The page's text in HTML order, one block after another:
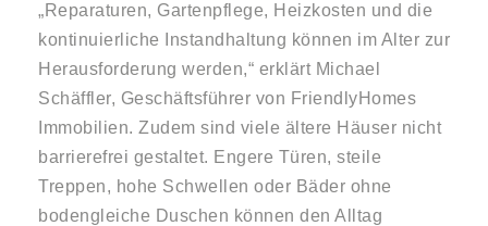
„Reparaturen, Gartenpflege, Heizkosten und die
kontinuierliche Instandhaltung können im Alter zur
Herausforderung werden,“ erklärt Michael
Schäffler, Geschäftsführer von FriendlyHomes
Immobilien. Zudem sind viele ältere Häuser nicht
barrierefrei gestaltet. Engere Türen, steile
Treppen, hohe Schwellen oder Bäder ohne
bodengleiche Duschen können den Alltag